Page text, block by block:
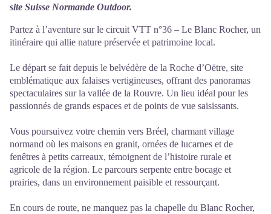
site Suisse Normande Outdoor.
Partez à l’aventure sur le circuit VTT n°36 – Le Blanc Rocher, un
itinéraire qui allie nature préservée et patrimoine local.
Le départ se fait depuis le belvédère de la Roche d’Oëtre, site
emblématique aux falaises vertigineuses, offrant des panoramas
spectaculaires sur la vallée de la Rouvre. Un lieu idéal pour les
passionnés de grands espaces et de points de vue saisissants.
Vous poursuivez votre chemin vers Bréel, charmant village
normand où les maisons en granit, ornées de lucarnes et de
fenêtres à petits carreaux, témoignent de l’histoire rurale et
agricole de la région. Le parcours serpente entre bocage et
prairies, dans un environnement paisible et ressourçant.
En cours de route, ne manquez pas la chapelle du Blanc Rocher,